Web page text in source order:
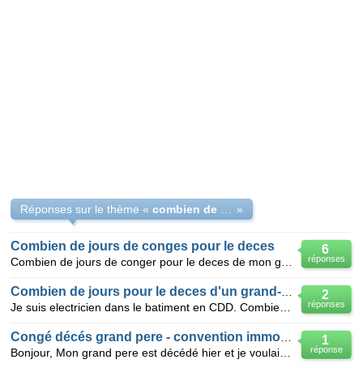
Réponses sur le thème « »
6
réponses
Combien de jours de conges pour le deces
2
réponses
1
réponse